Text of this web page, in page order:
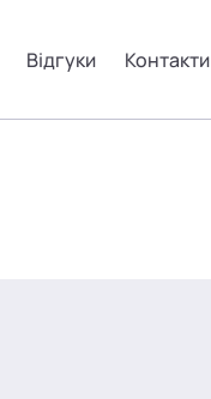
Відгуки Контакти